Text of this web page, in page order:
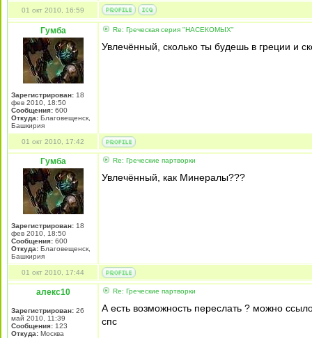
01 окт 2010, 16:59
Гумба
Зарегистрирован: 18
фев 2010, 18:50
Сообщения: 600
Откуда: Благовещенск,
Башкирия
Re: Греческая серия "НАСЕКОМЫХ"
Увлечённый, сколько ты будешь в греции и
01 окт 2010, 17:42
Гумба
Зарегистрирован: 18
фев 2010, 18:50
Сообщения: 600
Откуда: Благовещенск,
Башкирия
Re: Греческие партворки
Увлечённый, как Минералы???
01 окт 2010, 17:44
алекс10
Зарегистрирован: 26
май 2010, 11:39
Сообщения: 123
Откуда: Москва
Re: Греческие партворки
А есть возможность переслать ? можно
спс